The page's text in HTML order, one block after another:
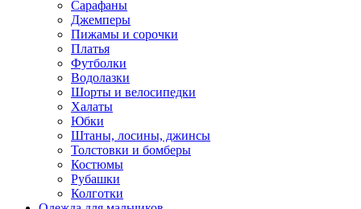
Сарафаны
Джемперы
Пижамы и сорочки
Платья
Футболки
Водолазки
Шорты и велосипедки
Халаты
Юбки
Штаны, лосины, джинсы
Толстовки и бомберы
Костюмы
Рубашки
Колготки